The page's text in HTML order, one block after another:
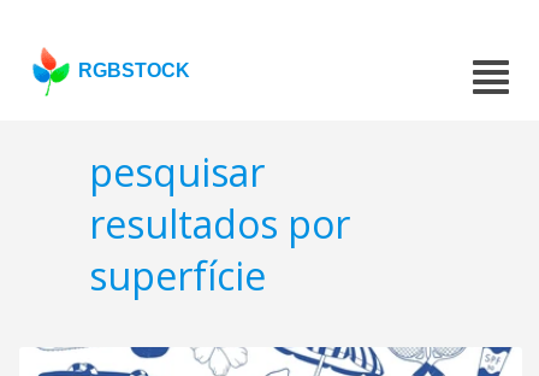
RGBSTOCK
pesquisar
resultados por
superfície